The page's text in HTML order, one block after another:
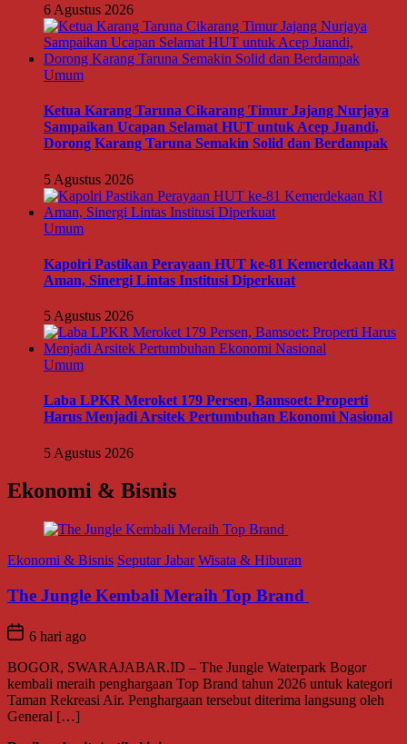
6 Agustus 2026
Umum
Ketua Karang Taruna Cikarang Timur Jajang Nurjaya
Sampaikan Ucapan Selamat HUT untuk Acep Juandi,
Dorong Karang Taruna Semakin Solid dan Berdampak
5 Agustus 2026
Umum
Kapolri Pastikan Perayaan HUT ke-81 Kemerdekaan RI
Aman, Sinergi Lintas Institusi Diperkuat
5 Agustus 2026
Umum
Laba LPKR Meroket 179 Persen, Bamsoet: Properti
Harus Menjadi Arsitek Pertumbuhan Ekonomi Nasional
5 Agustus 2026
Ekonomi & Bisnis
Ekonomi & Bisnis Seputar Jabar Wisata & Hiburan
The Jungle Kembali Meraih Top Brand
6 hari ago
BOGOR, SWARAJABAR.ID – The Jungle Waterpark Bogor
kembali meraih penghargaan Top Brand tahun 2026 untuk kategori
Taman Rekreasi Air. Penghargaan tersebut diterima langsung oleh
General […]